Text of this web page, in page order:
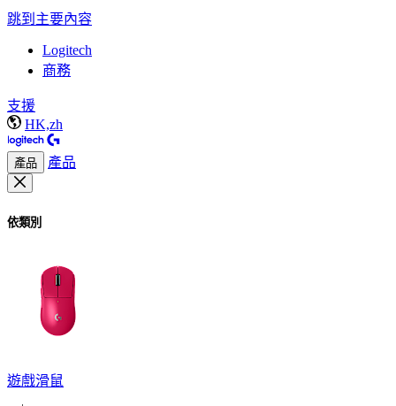
跳到主要內容
Logitech
商務
支援
HK,zh
產品 產品
依類別
遊戲滑鼠